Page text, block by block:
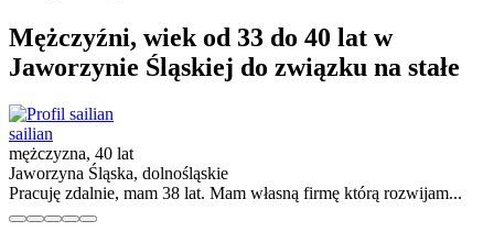
Mężczyźni, wiek od 33 do 40 lat w
Jaworzynie Śląskiej do związku na stałe
sailian
mężczyzna, 40 lat
Jaworzyna Śląska, dolnośląskie
Pracuję zdalnie, mam 38 lat. Mam własną firmę którą rozwijam...